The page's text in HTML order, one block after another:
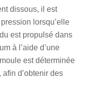
dissous, il est
lorsqu’elle
est propulsé dans
à l’aide d’une
est déterminée
d’obtenir des